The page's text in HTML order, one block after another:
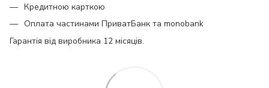
Кредитною карткою
Оплата частинами ПриватБанк та monobank
Гарантія від виробника 12 місяців.